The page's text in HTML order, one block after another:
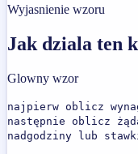
Wyjasnienie wzoru
Jak dziala ten
Glowny wzor
najpierw oblicz
następnie oblicz
nadgodziny lub